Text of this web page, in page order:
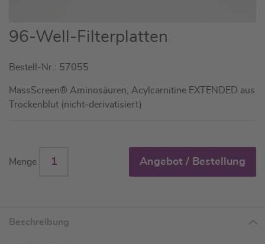
Zum
Anfang
Bildgalerie
springen
96-Well-Filterplatten
Bestell-Nr.: 57055
MassScreen® Aminosäuren, Acylcarnitine EXTENDED aus
Trockenblut (nicht-derivatisiert)
Menge Angebot / Bestellung
Beschreibung